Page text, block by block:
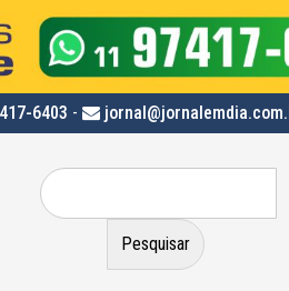
6403 -
Pesquisar
por: